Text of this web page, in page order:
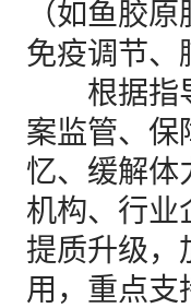
（如鱼胶
免疫调节、
根据指导
案监管、保
忆、缓解体
机构、行业
提质升级，
用，重点支